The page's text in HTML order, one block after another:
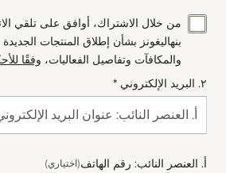
من خلال الاشتراك، أوافق على تلقي
بنهاليغونز بشأن إطلاق المنتجات
والمكافآت وتفاصيل الفعاليات، وفقًا
٢. البريد الإلكتروني *
أ. العنصر النائب: رقم الهاتف(اختياري)